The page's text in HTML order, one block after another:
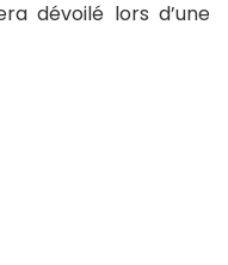
dévoilé lors d’une